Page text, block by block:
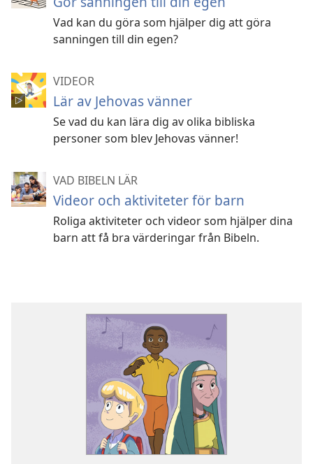
Vad kan du göra som hjälper dig att göra
sanningen till din egen?
VIDEOR
Lär av Jehovas vänner
Se vad du kan lära dig av olika bibliska
personer som blev Jehovas vänner!
VAD BIBELN LÄR
Videor och aktiviteter för barn
Roliga aktiviteter och videor som hjälper dina
barn att få bra värderingar från Bibeln.